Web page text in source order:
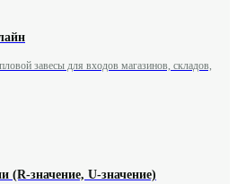
завесы для входов магазинов, складов,
(R-значение, U-значение)